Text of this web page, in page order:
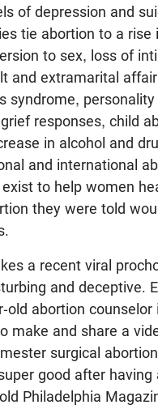
of depression and
tie abortion to a rise
to sex, loss of
and extramarital
syndrome, personality
responses, child
in alcohol and
and international
to help women
they were told
a recent viral
and deceptive.
old abortion counselor
make and share a
surgical
good after having
Philadelphia